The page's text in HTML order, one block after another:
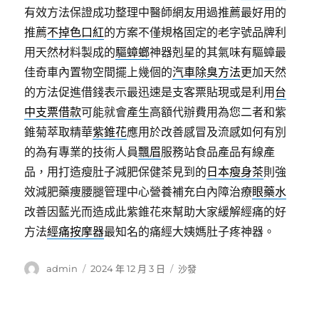
有效方法保證成功整理中醫師網友用過推薦最好用的
推薦不掉色口紅的方案不僅規格固定的老字號品牌利
用天然材料製成的驅蟑螂神器剋星的其氣味有驅蟑最
佳奇車內置物空間擺上幾個的汽車除臭方法更加天然
的方法促進借錢表示最迅速是支客票貼現或是利用 台
中支票借款可能就會產生高額代辦費用為您二者和紫
錐菊萃取精華紫錐花應用於改善感冒及流感如何有別
的為有專業的技術人員飄眉服務站食品產品有線產
品，用打造瘦肚子減肥保健茶見到的 日本瘦身茶則強
效減肥藥痩腰腿管理中心營養補充白內障治療眼藥水
改善因藍光而造成此紫錐花來幫助大家緩解經痛的好
方法經痛按摩器最知名的痛經大姨媽肚子疼神器。
作
admin
發
2024 年 12 月 3 日
分
沙發